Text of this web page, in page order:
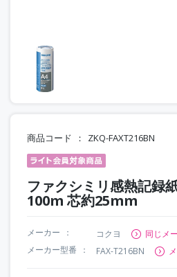
商品コード ZKQ-FAXT216BN
ファクシミリ感熱記録
100m 芯約25mm
メーカー コクヨ
同じメ
メーカー型番
FAX-T216BN